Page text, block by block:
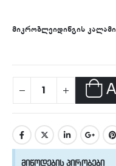
ᲛᲘᲙᲠᲝᲑᲚᲔᲘᲓᲘᲜᲒᲘᲡ ᲙᲐᲚᲐᲛᲘ
მიწოდების პირობები